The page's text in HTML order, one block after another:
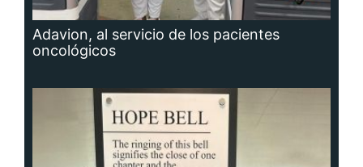
Adavion, al servicio de los pacientes
oncológicos